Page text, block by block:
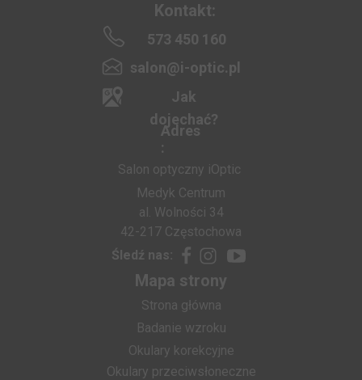
Jak
dojechać?
Okulary przeciwsłoneczne
Okulary korekcyjne
Badanie wzroku
Mapa strony
Strona główna
Kontakt:
Śledź nas:
Adres
:
salon@i-optic.pl
573 450 160
Salon optyczny iOptic
Medyk Centrum
al. Wolności 34
42-217 Częstochowa